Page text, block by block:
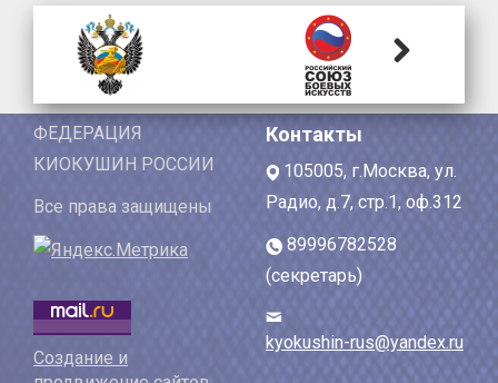
ФЕДЕРАЦИЯ
КИОКУШИН РОССИИ
Все права защищены
Создание и
Контакты
105005, г.Москва, ул.
Радио, д.7, стр.1, оф.312
89996782528
(секретарь)
kyokushin-rus@yandex.ru